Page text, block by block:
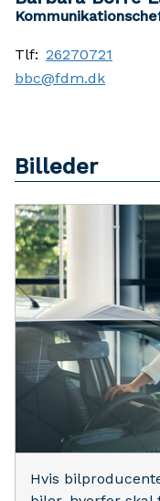
Tlf: 26270721
bbc@fdm.dk
Billeder
Hvis